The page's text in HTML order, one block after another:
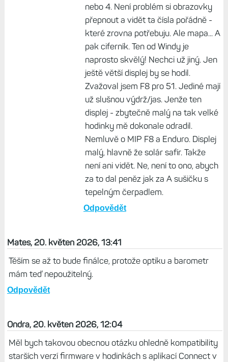
nebo 4. Není problém si obrazovky
přepnout a vidět ta čísla pořádně -
které zrovna potřebuju. Ale mapa... A
pak ciferník. Ten od Windy je
naprosto skvělý! Nechci už jiný. Jen
ještě větší displej by se hodil.
Zvažoval jsem F8 pro 51. Jediné mají
už slušnou výdrž/jas. Jenže ten
displej - zbytečně malý na tak velké
hodinky mě dokonale odradil.
Nemluvě o MIP F8 a Enduro. Displej
malý, hlavně že solár safír. Takže
není ani vidět. Ne, není to ono, abych
za to dal peněz jak za A sušičku s
tepelným čerpadlem.
Odpovědět
Mates, 20. květen 2026, 13:41
Těším se až to bude finálce, protože optiku a barometr
mám teď nepoužitelný.
Odpovědět
Ondra, 20. květen 2026, 12:04
Měl bych takovou obecnou otázku ohledně kompatibility
starších verzí firmware v hodinkách s aplikací Connect v